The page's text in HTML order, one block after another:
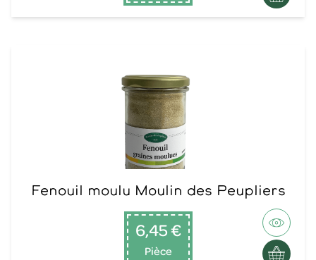
Fenouil moulu Moulin des Peupliers
6,45 €
Pièce